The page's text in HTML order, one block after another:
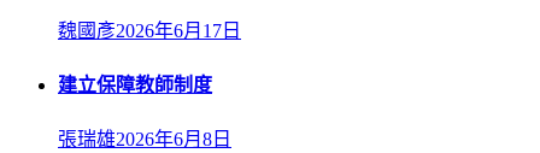
魏國彥2026年6月17日
建立保障教師制度
張瑞雄2026年6月8日